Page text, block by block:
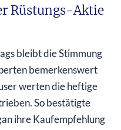
Rüstungs-Aktie
bleibt die Stimmung
bemerkenswert
werten die heftige
So bestätigte
ihre Kaufempfehlung